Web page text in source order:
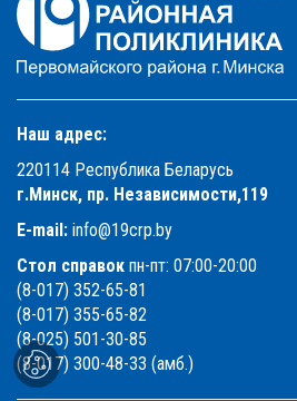
Наш адрес:
220114 Республика Беларусь
г.Минск, пр. Независимости,119
E-mail: info@19crp.by
Стол справок пн-пт: 07:00-20:00
(8-017) 352-65-81
(8-017) 355-65-82
(8-025) 501-30-85
(8-017) 300-48-33 (амб.)